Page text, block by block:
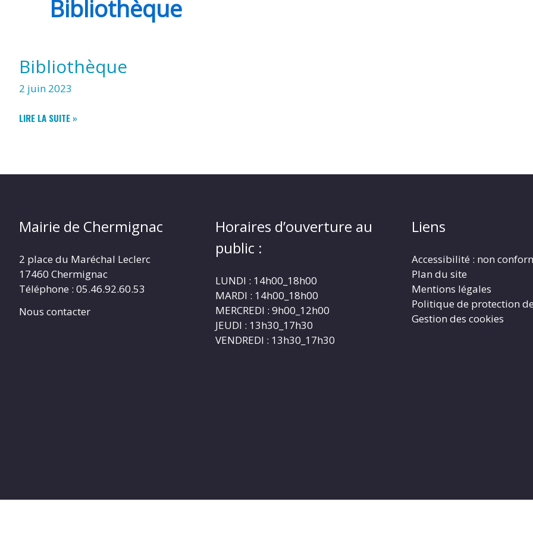
(17460)
Bibliothèque
Bibliothèque
2 juin 2023
BIBLIOTHÈQUE
LIRE LA SUITE »
Mairie de Chermignac
2 place du Maréchal Leclerc
17460 Chermignac
Téléphone : 05.46.92.60.53
Nous contacter
Horaires d’ouverture au
public :
LUNDI : 14h00_18h00
MARDI : 14h00_18h00
MERCREDI : 9h00_12h00
JEUDI : 13h30_17h30
VENDREDI : 13h30_17h30
Liens
Accessibilité : non
Plan du site
Mentions légales
Politique de protection
Gestion des cookies